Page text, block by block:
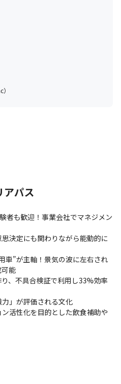
アパス
者も歓迎！事業会社でマネジメン
決定にも関わりながら能動的に
車”が主軸！景気の波に左右され
能
、不具合検証で利用し33%効率
」が評価される文化
活性化を目的とした飲食補助や